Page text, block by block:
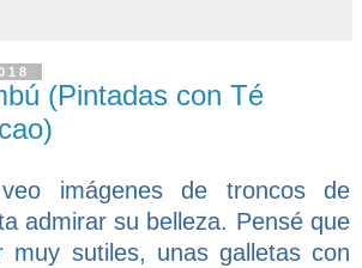
(Pintadas con Té
imágenes de troncos de
admirar su belleza. Pensé que
muy sutiles, unas galletas con